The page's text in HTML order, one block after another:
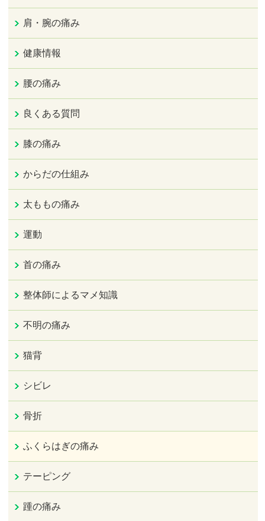
肩・腕の痛み
健康情報
腰の痛み
良くある質問
膝の痛み
からだの仕組み
太ももの痛み
運動
首の痛み
整体師によるマメ知識
不明の痛み
猫背
シビレ
骨折
ふくらはぎの痛み
テーピング
踵の痛み